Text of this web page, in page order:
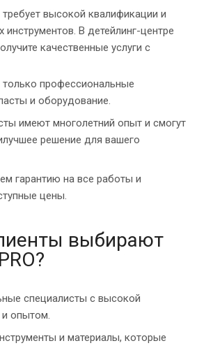
высокой квалификации и
В детейлинг-центре
качественные услуги с
профессиональные
и оборудование.
имеют многолетний опыт и смогут
решение для вашего
гарантию на все работы и
цены.
выбирают
специалисты с высокой
опытом.
и материалы, которые